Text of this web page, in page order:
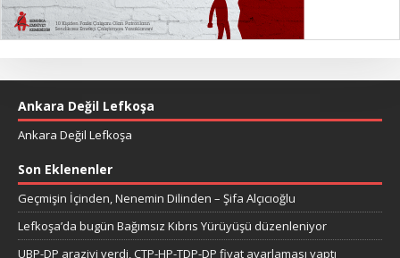
Ankara Değil Lefkoşa
Ankara Değil Lefkoşa
Son Eklenenler
Geçmişin İçinden, Nenemin Dilinden – Şifa Alçıcıoğlu
Lefkoşa’da bugün Bağımsız Kıbrıs Yürüyüşü düzenleniyor
UBP-DP araziyi verdi, CTP-HP-TDP-DP fiyat ayarlaması yaptı